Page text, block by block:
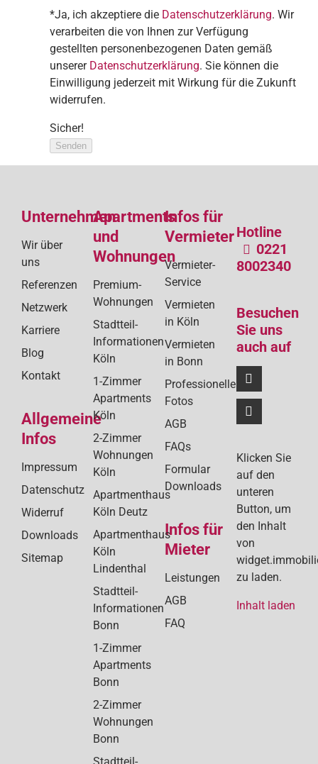
*Ja, ich akzeptiere die Datenschutzerklärung. Wir
verarbeiten die von Ihnen zur Verfügung
gestellten personenbezogenen Daten gemäß
unserer Datenschutzerklärung. Sie können die
Einwilligung jederzeit mit Wirkung für die Zukunft
widerrufen.
Sicher!
Senden
Unternehmen
Wir über
uns
Referenzen
Netzwerk
Karriere
Blog
Kontakt
Allgemeine
Infos
Impressum
Datenschutz
Widerruf
Downloads
Sitemap
Apartments
und
Wohnungen
Premium-
Wohnungen
Stadtteil-
Informationen
Köln
1-Zimmer
Apartments
Köln
2-Zimmer
Wohnungen
Köln
Apartmenthaus
Köln Deutz
Apartmenthaus
Köln
Lindenthal
Stadtteil-
Informationen
Bonn
1-Zimmer
Apartments
Bonn
2-Zimmer
Wohnungen
Bonn
Infos für
Vermieter
Vermieter-
Service
Vermieten
in Köln
Vermieten
in Bonn
Professionelle
Fotos
AGB
FAQs
Formular
Downloads
Infos für
Mieter
Leistungen
AGB
FAQ
Hotline
0221
8002340
Besuchen
Sie uns
auch auf
Klicken Sie
auf den
unteren
Button, um
den Inhalt
von
zu laden.
Inhalt laden